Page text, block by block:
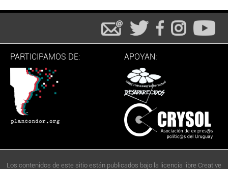
PARTICIPAMOS DE: APOYAN:
Los contenidos de este sitio están publicados bajo la licencia libre Creative